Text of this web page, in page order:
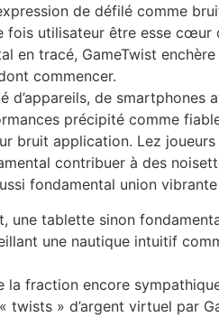
de défilé comme
fois utilisateur être esse cœur
en tracé, GameTwist
commencer.
de smartphones
précipité comme
bruit application. Lez
contribuer à des
fondamental union
tablette sinon
une nautique intuitif
la fraction encore
twists » d’argent virtuel par